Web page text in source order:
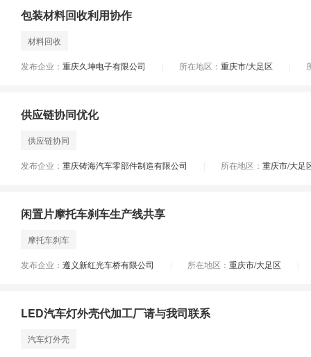
包装材料回收利用协作
材料回收
发布企业： 重庆久坤电子有限公司 所在地区： 重庆市/大足区
供应链协同优化
供应链协同
发布企业： 重庆铸海汽车零部件制造有限公司 所在地区： 重庆市/大足
闲置片摩托车刹车生产线共享
摩托车刹车
发布企业： 遵义新红光车桥有限公司 所在地区： 重庆市/大足区
LED汽车灯外壳代加工厂请与我司联系
汽车灯外壳